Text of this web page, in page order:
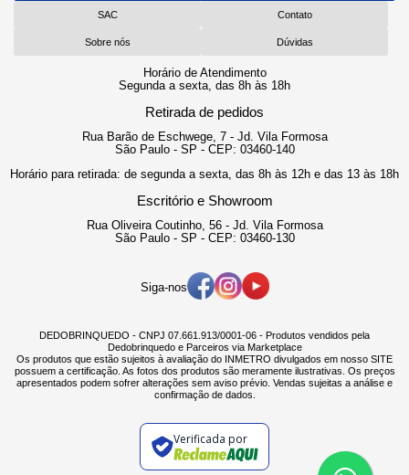
SAC Contato
Sobre nós Dúvidas
Horário de Atendimento
Segunda a sexta, das 8h às 18h
Retirada de pedidos
Rua Barão de Eschwege, 7 - Jd. Vila Formosa
São Paulo - SP - CEP: 03460-140
Horário para retirada: de segunda a sexta, das 8h às 12h e das 13 às 18h
Escritório e Showroom
Rua Oliveira Coutinho, 56 - Jd. Vila Formosa
São Paulo - SP - CEP: 03460-130
Siga-nos
DEDOBRINQUEDO - CNPJ 07.661.913/0001-06 - Produtos vendidos pela
Dedobrinquedo e Parceiros via Marketplace
Os produtos que estão sujeitos à avaliação do INMETRO divulgados em nosso SITE
possuem a certificação. As fotos dos produtos são meramente ilustrativas. Os preços
apresentados podem sofrer alterações sem aviso prévio. Vendas sujeitas a análise e
confirmação de dados.
Verificada por